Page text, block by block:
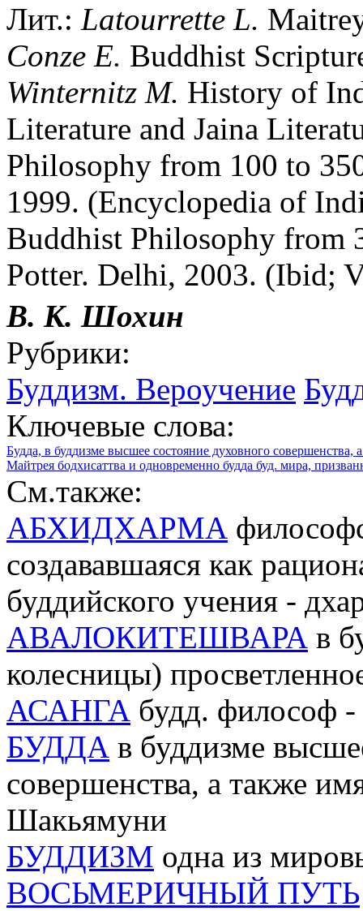
Лит.: Latourrette L.
Conze E. Buddhist
Winternitz M. History of
Literature and Jaina
Philosophy from 100 to
1999. (Encyclopedia of
Buddhist Philosophy from
Potter. Delhi, 2003. (Ibid;
В. К. Шохин
Рубрики:
Буддизм. Вероучение
Ключевые слова:
Будда, в буддизме высшее состояние духовного
Майтрея бодхисаттва и одновременно будда буд. мира,
См.также:
АБХИДХАРМА
создававшаяся как
буддийского учения -
АВАЛОКИТЕШВАРА в
колесницы)
АСАНГА будд. философ -
БУДДА в буддизме
совершенства, а также
Шакьямуни
БУДДИЗМ одна из
ВОСЬМЕРИЧНЫЙ ПУТЬ